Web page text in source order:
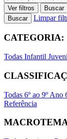
Ver filtros
Buscar
Buscar
Limpar
CATEGORIA:
Todas Infantil
Todas 6º ao 9º Ano
Referência